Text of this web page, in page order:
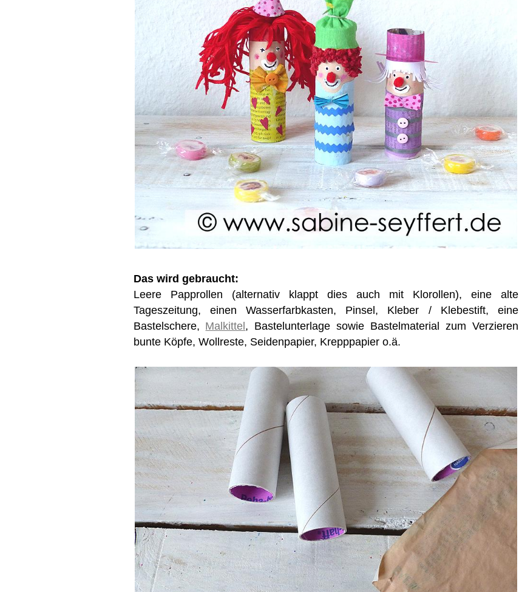
Das wird gebraucht:
Leere Papprollen (alternativ klappt dies auch mit Klorollen), eine alte
Tageszeitung, einen Wasserfarbkasten, Pinsel, Kleber / Klebestift, eine
Bastelschere, Malkittel, Bastelunterlage sowie Bastelmaterial zum Verzieren
bunte Köpfe, Wollreste, Seidenpapier, Krepppapier o.ä.